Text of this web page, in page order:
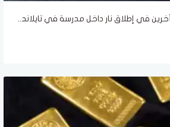
قتل 7 أشخاص وإصابة 15 آخرين في إطلاق نار داخل مدرسة في تايلاند..